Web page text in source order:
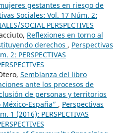
gestantes en riesgo de
Sociales: Vol. 17 Núm. 2:
SOCIAL PERSPECTIVES
Reflexiones en torno al
derechos , Perspectivas
2: PERSPECTIVAS
Semblanza del libro
ante los procesos de
de personas y territorios
España” , Perspectivas
1 (2016): PERSPECTIVAS